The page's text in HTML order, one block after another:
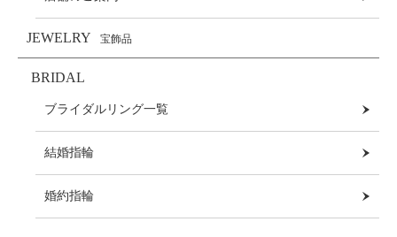
JEWELRY 宝飾品
BRIDAL
ブライダルリング一覧
結婚指輪
婚約指輪